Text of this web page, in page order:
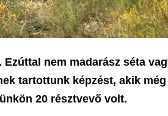
nem madarász séta
tartottunk képzést, akik
20 résztvevő volt.